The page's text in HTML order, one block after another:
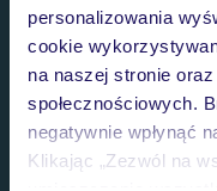
personalizowania
cookie
na naszej stronie
społecznościowych.
negatywnie wpłynąć
Klikając „Zezwól na